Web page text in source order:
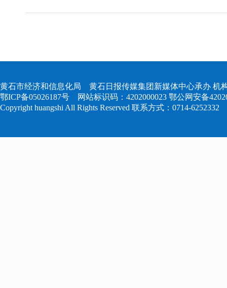
黄石市经济和信息化局 黄石日报传媒集团新媒体中心承办 机
鄂ICP备05026187号 网站标识码：4202000023 鄂公网安备
Copyright huangshi All Rights Reserved 联系方式：0714-6252332